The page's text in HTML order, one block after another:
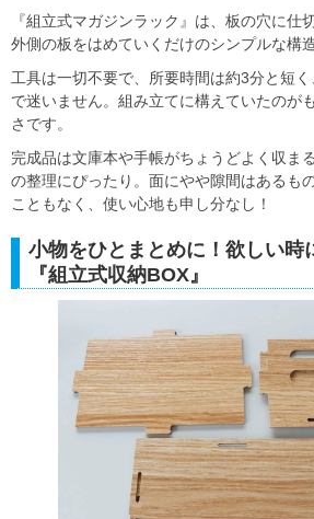
『組立式マガジンラック』は、板の穴に仕
外側の板をはめていくだけのシンプルな構造
工具は一切不要で、所要時間は約3分と短
で迷いません。組み立てに構えていたのが
さです。
完成品は文庫本や手帳がちょうどよく収ま
の整理にぴったり。面にやや隙間はあるも
こともなく、使い心地も申し分なし！
小物をひとまとめに！欲しい時
『組立式収納BOX』